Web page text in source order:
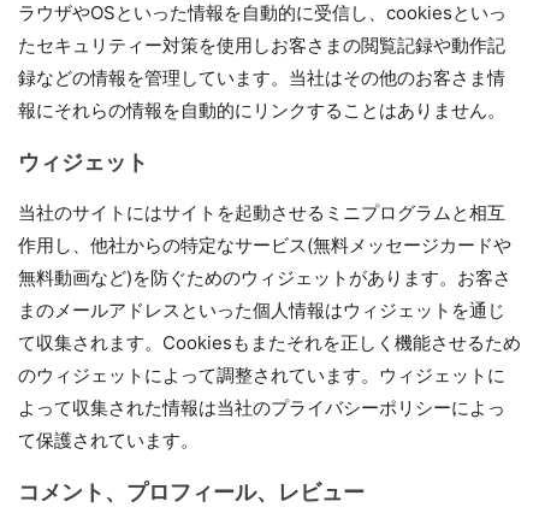
ラウザやOSといった情報を自動的に受信し、cookiesといっ
たセキュリティー対策を使用しお客さまの閲覧記録や動作記
録などの情報を管理しています。当社はその他のお客さま情
報にそれらの情報を自動的にリンクすることはありません。
ウィジェット
当社のサイトにはサイトを起動させるミニプログラムと相互
作用し、他社からの特定なサービス(無料メッセージカードや
無料動画など)を防ぐためのウィジェットがあります。お客さ
まのメールアドレスといった個人情報はウィジェットを通じ
て収集されます。Cookiesもまたそれを正しく機能させるため
のウィジェットによって調整されています。ウィジェットに
よって収集された情報は当社のプライバシーポリシーによっ
て保護されています。
コメント、プロフィール、レビュー